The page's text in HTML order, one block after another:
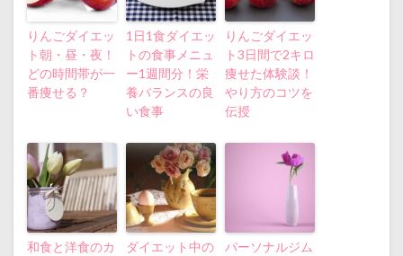
りんごダイエッ
ト朝・昼・夜！
どの時間帯が一
番痩せる？
1日1食ダイエッ
トの食事メニュ
ー1週間分！栄
養バランスの良
い食事
りんごダイエッ
ト3日間で2キロ
痩せた体験談！
やり方のコツを
伝授
和食と洋食のカ
ダイエット中の
パーソナルジム